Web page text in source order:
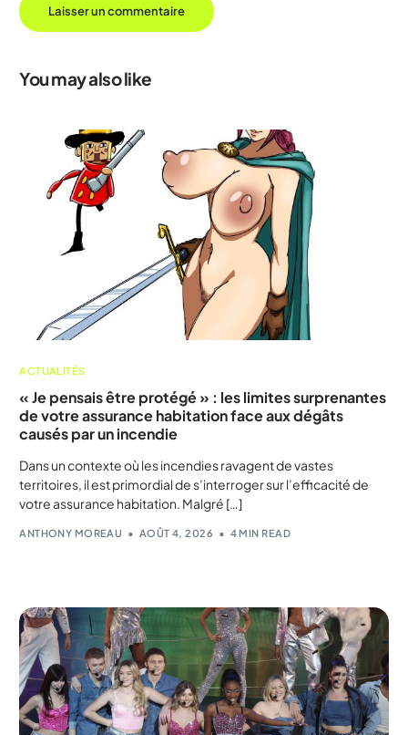
You may also like
ACTUALITÉS
« Je pensais être protégé » : les limites surprenantes
de votre assurance habitation face aux dégâts
causés par un incendie
Dans un contexte où les incendies ravagent de vastes
territoires, il est primordial de s’interroger sur l’efficacité de
votre assurance habitation. Malgré […]
ANTHONY MOREAU AOÛT 4, 2026 4 MIN READ